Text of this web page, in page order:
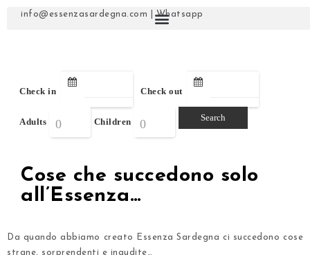
info@essenzasardegna.com |Whatsapp
Check in Check out
Adults Children
Cose che succedono solo
all’Essenza…
Da quando abbiamo creato Essenza Sardegna ci succedono cose
strane, sorprendenti e inaudite…